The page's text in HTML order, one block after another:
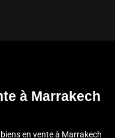
à Marrakech
en vente à Marrakech